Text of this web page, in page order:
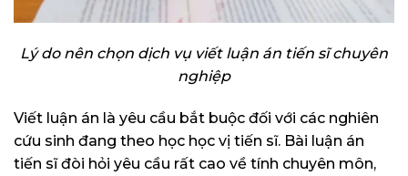
Lý do nên chọn dịch vụ viết luận án tiến sĩ chuyên
nghiệp
Viết luận án là yêu cầu bắt buộc đối với các nghiên
cứu sinh đang theo học học vị tiến sĩ. Bài luận án
tiến sĩ đòi hỏi yêu cầu rất cao về tính chuyên môn,